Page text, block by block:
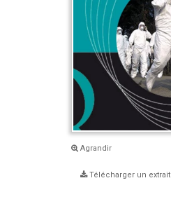
Agrandir
Télécharger un extrait